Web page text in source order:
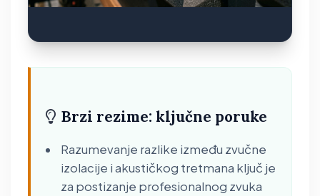
Brzi rezime: ključne poruke
Razumevanje razlike između zvučne
izolacije i akustičkog tretmana ključ je
za postizanje profesionalnog zvuka